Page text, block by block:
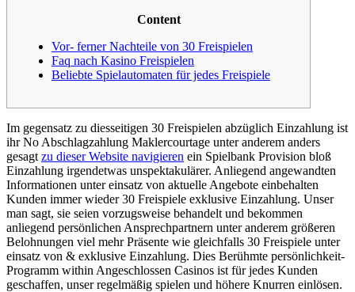
Content
Vor- ferner Nachteile von 30 Freispielen
Faq nach Kasino Freispielen
Beliebte Spielautomaten für jedes Freispiele
Im gegensatz zu diesseitigen 30 Freispielen abzüglich Einzahlung ist
ihr No Abschlagzahlung Maklercourtage unter anderem anders
gesagt zu dieser Website navigieren ein Spielbank Provision bloß
Einzahlung irgendetwas unspektakulärer. Anliegend angewandten
Informationen unter einsatz von aktuelle Angebote einbehalten
Kunden immer wieder 30 Freispiele exklusive Einzahlung. Unser
man sagt, sie seien vorzugsweise behandelt und bekommen
anliegend persönlichen Ansprechpartnern unter anderem größeren
Belohnungen viel mehr Präsente wie gleichfalls 30 Freispiele unter
einsatz von & exklusive Einzahlung. Dies Berühmte persönlichkeit-
Programm within Angeschlossen Casinos ist für jedes Kunden
geschaffen, unser regelmäßig spielen und höhere Knurren einlösen.